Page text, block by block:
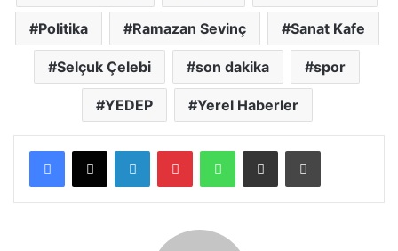
Politika Ramazan Sevinç Sanat Kafe
Selçuk Çelebi son dakika spor
YEDEP Yerel Haberler